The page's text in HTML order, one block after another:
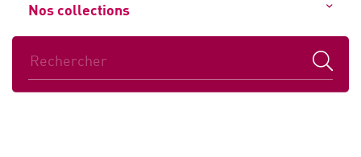
Tout
Nos collections
Sélections